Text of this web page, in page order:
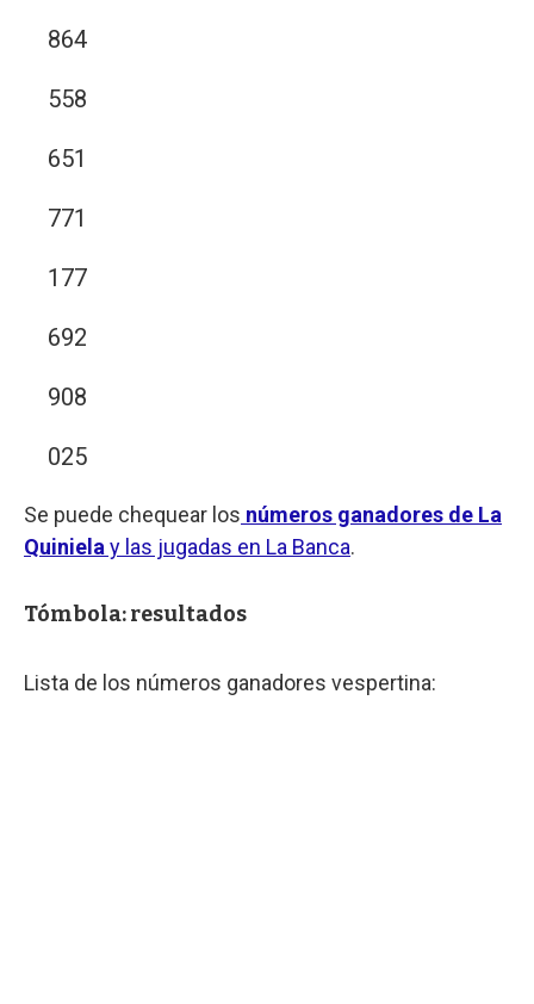
864
558
651
771
177
692
908
025
Se puede chequear los números ganadores de La
Quiniela y las jugadas en La Banca.
Tómbola: resultados
Lista de los números ganadores vespertina: